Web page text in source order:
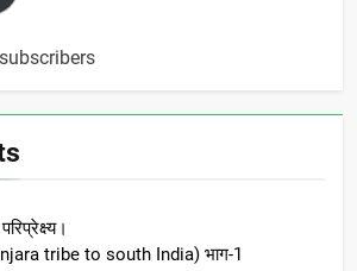
tribe to south India) भाग-1